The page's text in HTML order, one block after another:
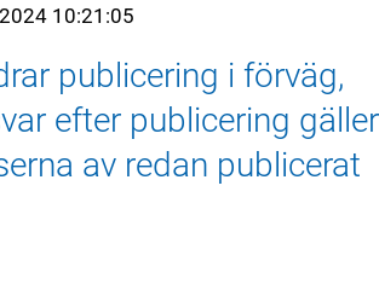
10:21:05
publicering i förväg,
efter publicering gäller
av redan publicerat